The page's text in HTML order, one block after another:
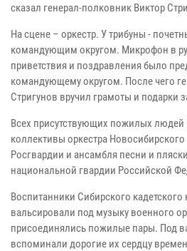
сказал генерал-полковник Виктор
На сцене – оркестр. У трибуны -
командующим округом. Микрофон в
приветствия и поздравления было
командующему округом. После чего
Стригунов вручил грамоты и подарки
Всех присутствующих пожилых
коллективы оркестра
Росгвардии и ансамбля песни и
национальной гвардии Российской
Воспитанники Сибирского кадетского
вальсировали под музыку военного
присоединялись пожилые пары. Под
вспоминали дорогие их сердцу